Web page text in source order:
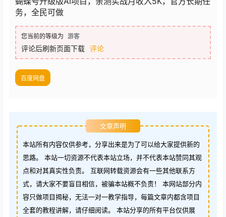
务，全民可做
您当前的等级为 游客
评论后刷新页面下载 评论
百度网盘
文章声明
本站所有内容仅供参考，分享出来是为了可以给大家提供新的
思路。 本站一切资源不代表本站立场，并不代表本站赞同其观
点和对其真实性负责。 互联网转载资源会有一些其他联系方
式，请大家不要盲目相信，被骗本站概不负责！ 本网站部分内
容只做项目揭秘，无法一对一教学指导，每篇文章内都含项目
全套的教程讲解，请仔细阅读。 本站分享的所有平台仅供展